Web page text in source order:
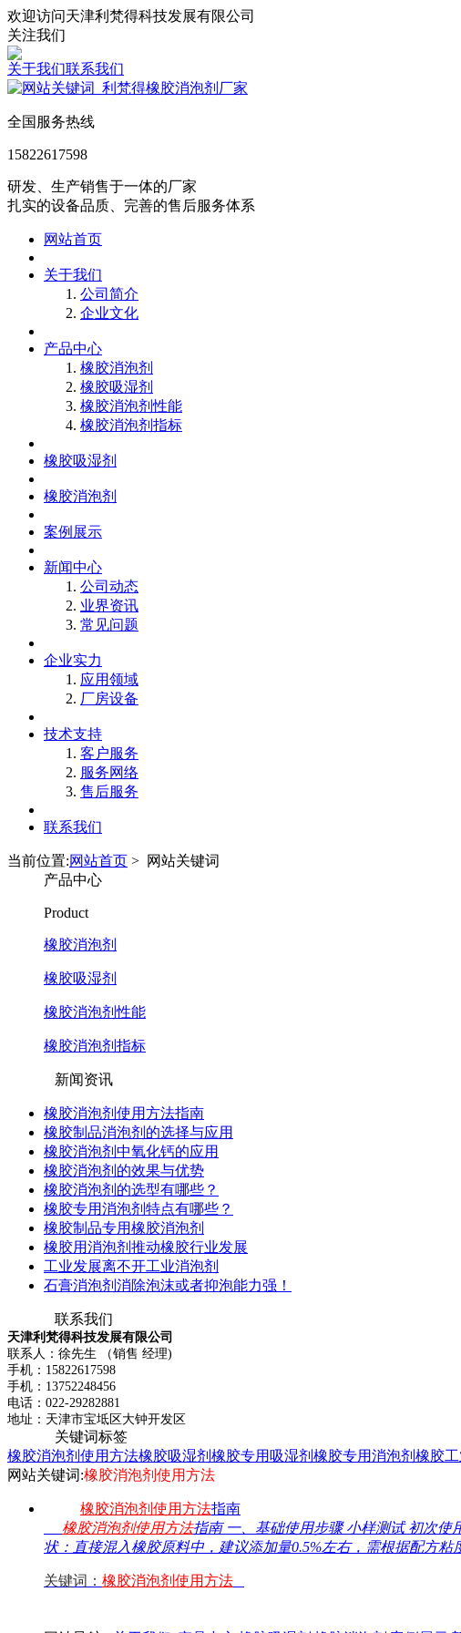
欢迎访问天津利梵得科技发展有限公司
关注我们
关于我们联系我们
全国服务热线
15822617598
研发、生产销售于一体的厂家
扎实的设备品质、完善的售后服务体系
网站首页
关于我们
公司简介
企业文化
产品中心
橡胶消泡剂
橡胶吸湿剂
橡胶消泡剂性能
橡胶消泡剂指标
橡胶吸湿剂
橡胶消泡剂
案例展示
新闻中心
公司动态
业界资讯
常见问题
企业实力
应用领域
厂房设备
技术支持
客户服务
服务网络
售后服务
联系我们
当前位置:网站首页 > 网站关键词
产品中心
Product
橡胶消泡剂
橡胶吸湿剂
橡胶消泡剂性能
橡胶消泡剂指标
新闻资讯
橡胶消泡剂使用方法指南
橡胶制品消泡剂的选择与应用
橡胶消泡剂中氧化钙的应用
橡胶消泡剂的效果与优势
橡胶消泡剂的选型有哪些？
橡胶专用消泡剂特点有哪些？
橡胶制品专用橡胶消泡剂
橡胶用消泡剂推动橡胶行业发展
工业发展离不开工业消泡剂
石膏消泡剂消除泡沫或者抑泡能力强！
联系我们
天津利梵得科技发展有限公司
联系人：徐先生 （销售 经理)
手机：15822617598
手机：13752248456
电话：022-29282881
地址：天津市宝坻区大钟开发区
关键词标签
橡胶消泡剂使用方法橡胶吸湿剂 橡胶专用吸湿剂 橡胶专用消泡剂 橡胶工
网站关键词:橡胶消泡剂使用方法
橡胶消泡剂使用方法指南
橡胶消泡剂使用方法指南 一、基础使用步骤 小样测试‌ 初次使
状‌：直接混入橡胶原料中，建议添加量0.5%左右，需根据配方粘
关键词： 橡胶消泡剂使用方法